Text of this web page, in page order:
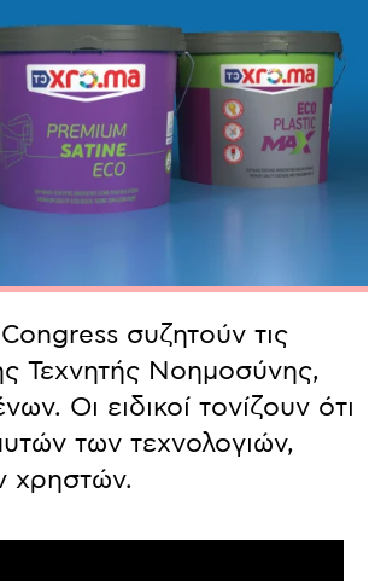
συζητούν τις
Τεχνητής Νοημοσύνης,
Οι ειδικοί τονίζουν ότι
των τεχνολογιών,
χρηστών.